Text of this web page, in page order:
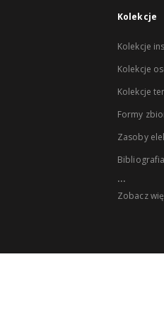
Kolekcje
Kolekcje
Kolekcje
Kolekcje
Formy
Zasoby
...
Zobacz